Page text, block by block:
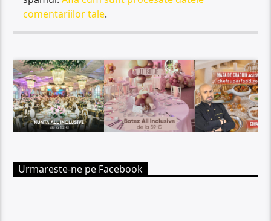
comentariilor tale.
Urmareste-ne pe Facebook